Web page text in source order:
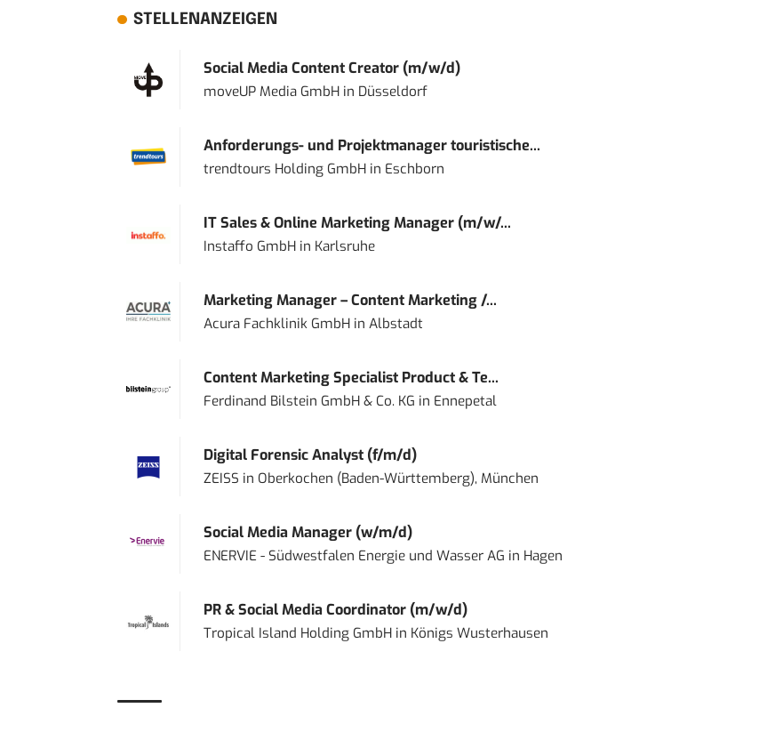
STELLENANZEIGEN
Social Media Content Creator (m/w/d)
moveUP Media GmbHin Düsseldorf
Anforderungs- und Projektmanager touristische...
trendtours Holding GmbHin Eschborn
IT Sales & Online Marketing Manager (m/w/...
Instaffo GmbHin Karlsruhe
Marketing Manager – Content Marketing /...
Acura Fachklinik GmbHin Albstadt
Content Marketing Specialist Product & Te...
Ferdinand Bilstein GmbH & Co. KG in Ennepetal
Digital Forensic Analyst (f/m/d)
ZEISS in Oberkochen (Baden-Württemberg), München
Social Media Manager (w/m/d)
ENERVIE - Südwestfalen Energie und Wasser AG in Hagen
PR & Social Media Coordinator (m/w/d)
Tropical Island Holding GmbHin Königs Wusterhausen